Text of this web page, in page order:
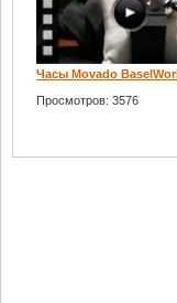
Часы Movado
Просмотров: 3576